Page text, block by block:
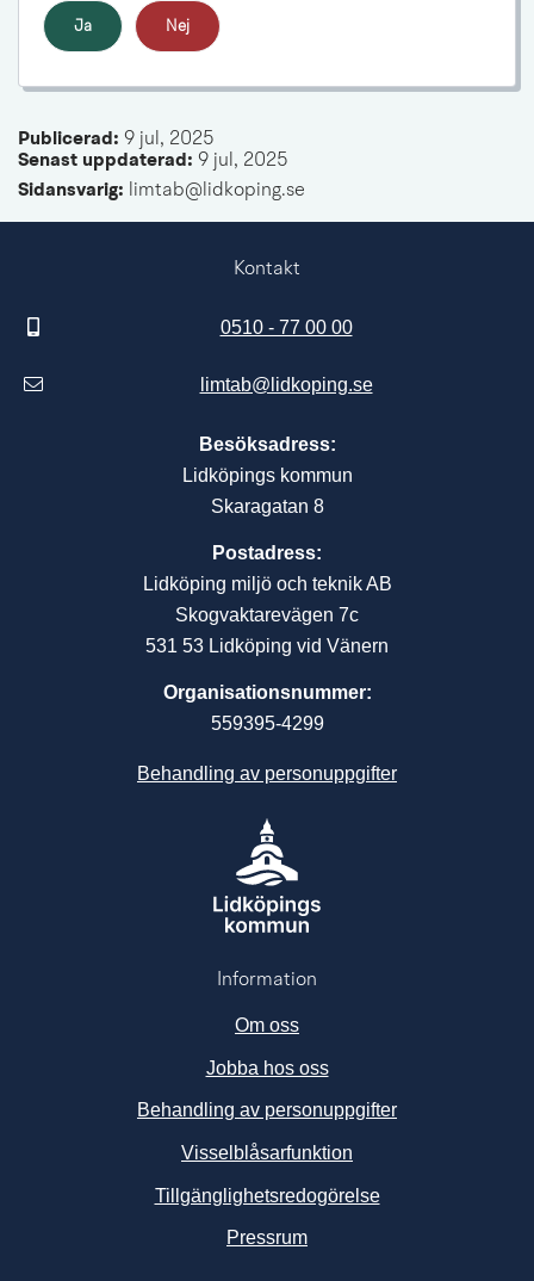
Ja Nej
Publicerad: 9 jul, 2025
Senast uppdaterad: 9 jul, 2025
Sidansvarig: limtab@lidkoping.se
Kontakt
0510 - 77 00 00
limtab@lidkoping.se
Besöksadress:
Lidköpings kommun
Skaragatan 8
Postadress:
Lidköping miljö och teknik AB
Skogvaktarevägen 7c
531 53 Lidköping vid Vänern
Organisationsnummer:
559395-4299
Behandling av personuppgifter
Information
Om oss
Jobba hos oss
Behandling av personuppgifter
Visselblåsarfunktion
Tillgänglighetsredogörelse
PressrumLänk till annan webbplats,